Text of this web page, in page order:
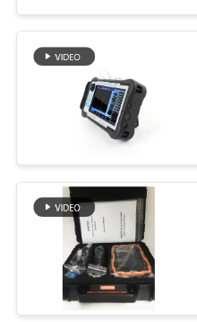
ПУТЕШЕСТВИЕ
ФАБРИКИ
ПРОВЕРКА
КАЧЕСТВА
СВЯЖИТЕСЬ
МЫ
СПРОСИТЕ
ЦИТАТУ